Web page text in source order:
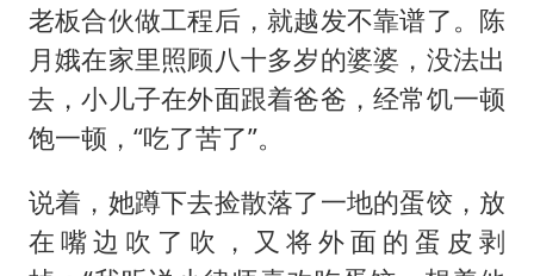
老板合伙做工程后，就越发不靠谱了。陈
月娥在家里照顾八十多岁的婆婆，没法出
去，小儿子在外面跟着爸爸，经常饥一顿
饱一顿，“吃了苦了”。
说着，她蹲下去捡散落了一地的蛋饺，放
在嘴边吹了吹，又将外面的蛋皮剥